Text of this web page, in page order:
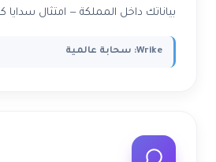
بياناتك داخل المملكة — امتثال سدايا
Wrike: سحابة عالمية